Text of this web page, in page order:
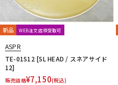
新品 WEB注文店頭受取可
ASPR
TE-01S12 [SL HEAD / スネアサイド
12]
販売価格¥7,150(税込)